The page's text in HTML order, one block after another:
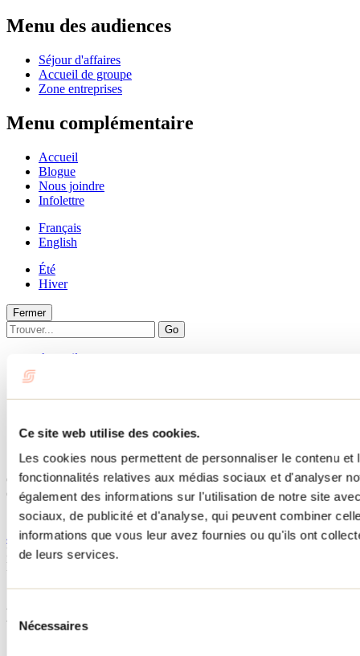
Ce site web utilise des cookies.
Les cookies nous permettent de personnaliser le contenu
fonctionnalités relatives aux médias sociaux et d'analyser
également des informations sur l'utilisation de notre site
sociaux, de publicité et d'analyse, qui peuvent combiner
informations que vous leur avez fournies ou qu'ils ont
de leurs services.
Sélection
Nécessaires
Menu des audiences
Séjour d'affaires
Accueil de groupe
Zone entreprises
Menu complémentaire
Accueil
Blogue
Nous joindre
Infolettre
Français
English
Été
Hiver
Fermer
Go
Accueil
CHALET MAG'OUELL
Sainte-Émélie-de-L'Énergie
Chalets
CHALET MAG'OUELL
1801 chemin du Lac-Long
Sainte-Émélie-de-L'Énergie, QC J0K2K0
450 565-9510
No d'enregistrement236703
Besoin d'information?
Menu pied de page